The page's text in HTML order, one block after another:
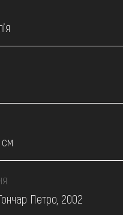
Петро, 2002